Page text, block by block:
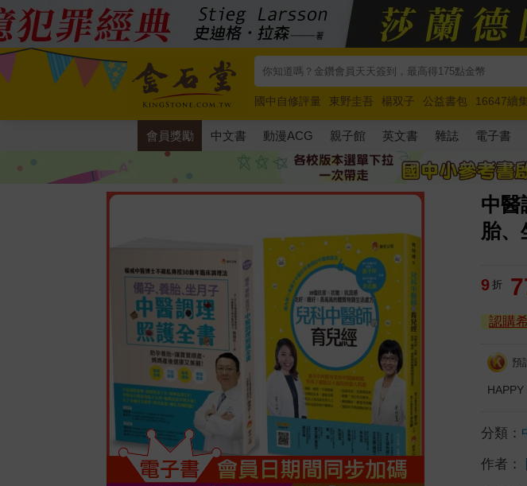
國中自修評量 東野圭吾 楊双子 公益書包 16647續集
唯紅花綻放
奧德賽 路邊攤新作 馬斯克 玩具總動員5
會員獎勵 中文書 動漫ACG 親子館 英文書 雜誌 電子書
中醫
胎、
9 折
認購
預
HAPPY
分類：
作者：